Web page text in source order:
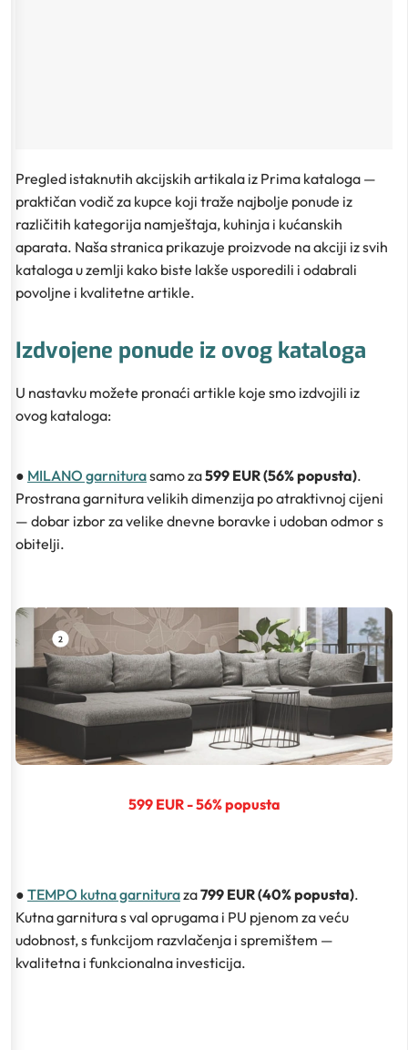
Pregled istaknutih akcijskih artikala iz Prima kataloga —
praktičan vodič za kupce koji traže najbolje ponude iz
različitih kategorija namještaja, kuhinja i kućanskih
aparata. Naša stranica prikazuje proizvode na akciji iz svih
kataloga u zemlji kako biste lakše usporedili i odabrali
povoljne i kvalitetne artikle.
Izdvojene ponude iz ovog kataloga
U nastavku možete pronaći artikle koje smo izdvojili iz
ovog kataloga:
● MILANO garniturasamo za599 EUR (56% popusta).
Prostrana garnitura velikih dimenzija po atraktivnoj cijeni
— dobar izbor za velike dnevne boravke i udoban odmor s
obitelji.
599 EUR - 56% popusta
● TEMPO kutna garnituraza799 EUR (40% popusta).
Kutna garnitura s val oprugama i PU pjenom za veću
udobnost, s funkcijom razvlačenja i spremištem —
kvalitetna i funkcionalna investicija.